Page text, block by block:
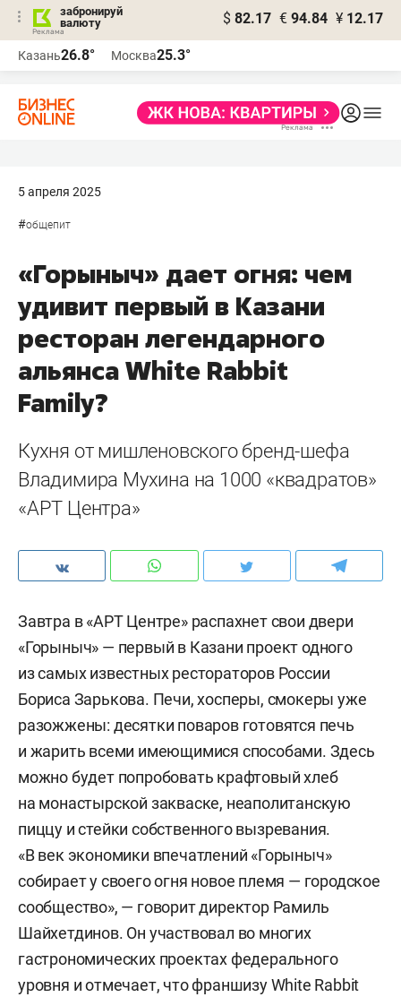
забронируй
валюту
$ 82.17 € 94.84 ¥ 12.17
Казань26.8° Москва25.3°
5 апреля 2025
#общепит
«Горыныч» дает огня: чем
удивит первый в Казани
ресторан легендарного
альянса White Rabbit
Familу?
Кухня от мишленовского бренд-шефа
Владимира Мухина на 1000 «квадратов»
«АРТ Центра»
Завтра в «АРТ Центре» распахнет свои двери
«Горыныч» — первый в Казани проект одного
из самых известных рестораторов России
Бориса Зарькова. Печи, хосперы, смокеры уже
разожжены: десятки поваров готовятся печь
и жарить всеми имеющимися способами. Здесь
можно будет попробовать крафтовый хлеб
на монастырской закваске, неаполитанскую
пиццу и стейки собственного вызревания.
«В век экономики впечатлений «Горыныч»
собирает у своего огня новое племя — городское
сообщество», — говорит директор Рамиль
Шайхетдинов. Он участвовал во многих
гастрономических проектах федерального
уровня и отмечает, что франшизу White Rabbit